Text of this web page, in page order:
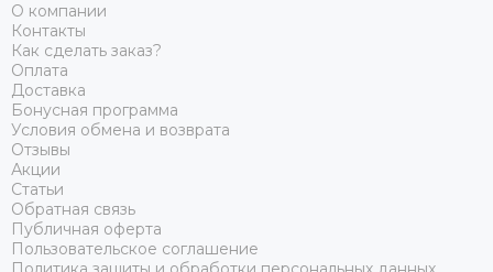
О компании
Контакты
Как сделать заказ?
Оплата
Доставка
Бонусная программа
Условия обмена и возврата
Отзывы
Акции
Статьи
Обратная связь
Публичная оферта
Пользовательское соглашение